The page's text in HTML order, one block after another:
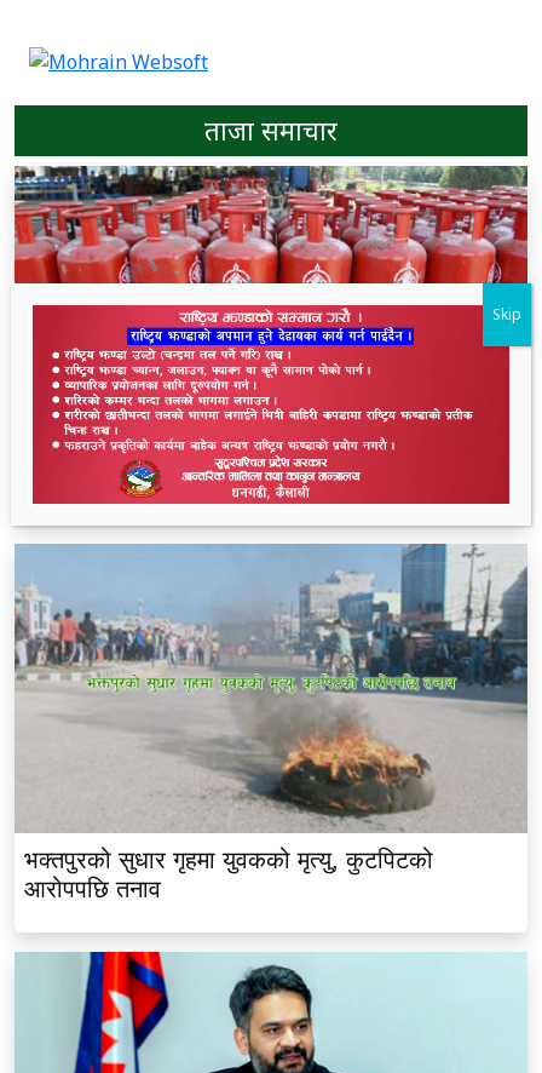
ताजा समाचार
ग्यासको अभाव छैन, धेरै सिलिन्डर जम्मा नगर्न आग्रह
भक्तपुरको सुधार गृहमा युवकको मृत्यु, कुटपिटको
आरोपपछि तनाव
Skip